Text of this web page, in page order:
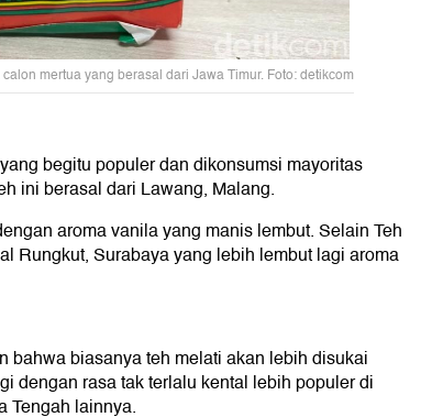
mertua yang berasal dari Jawa Timur. Foto: detikcom
begitu populer dan dikonsumsi mayoritas
ini berasal dari Lawang, Malang.
aroma vanila yang manis lembut. Selain Teh
Rungkut, Surabaya yang lebih lembut lagi aroma
bahwa biasanya teh melati akan lebih disukai
dengan rasa tak terlalu kental lebih populer di
Tengah lainnya.